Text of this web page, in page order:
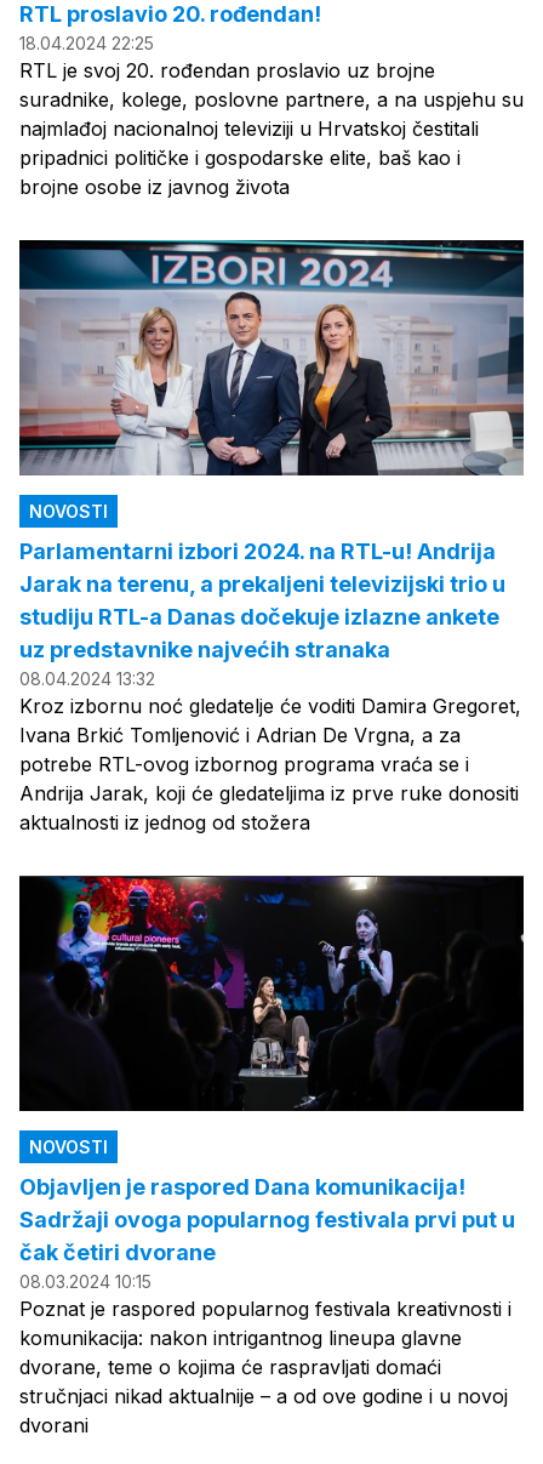
RTL proslavio 20. rođendan!
18.04.2024 22:25
RTL je svoj 20. rođendan proslavio uz brojne
suradnike, kolege, poslovne partnere, a na uspjehu su
najmlađoj nacionalnoj televiziji u Hrvatskoj čestitali
pripadnici političke i gospodarske elite, baš kao i
brojne osobe iz javnog života
NOVOSTI
Parlamentarni izbori 2024. na RTL-u! Andrija
Jarak na terenu, a prekaljeni televizijski trio u
studiju RTL-a Danas dočekuje izlazne ankete
uz predstavnike najvećih stranaka
08.04.2024 13:32
Kroz izbornu noć gledatelje će voditi Damira Gregoret,
Ivana Brkić Tomljenović i Adrian De Vrgna, a za
potrebe RTL-ovog izbornog programa vraća se i
Andrija Jarak, koji će gledateljima iz prve ruke donositi
aktualnosti iz jednog od stožera
NOVOSTI
Objavljen je raspored Dana komunikacija!
Sadržaji ovoga popularnog festivala prvi put u
čak četiri dvorane
08.03.2024 10:15
Poznat je raspored popularnog festivala kreativnosti i
komunikacija: nakon intrigantnog lineupa glavne
dvorane, teme o kojima će raspravljati domaći
stručnjaci nikad aktualnije – a od ove godine i u novoj
dvorani